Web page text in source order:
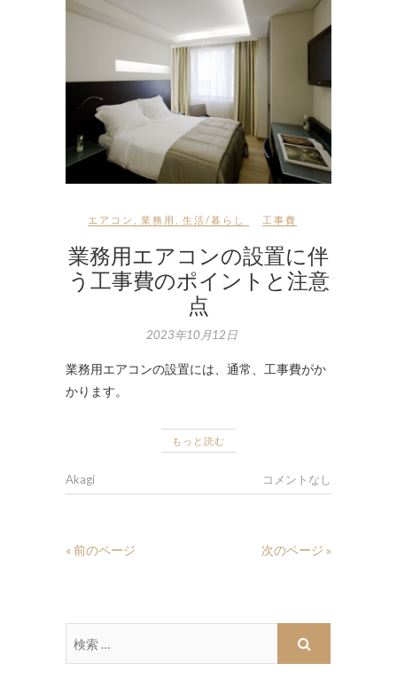
エアコン 業務用 生活/暮らし 工事費
業務用エアコンの設置に伴
う工事費のポイントと注意
点
2023年10月12日
業務用エアコンの設置には、通常、工事費がか
かります。
もっと読む
Akagi コメントなし
« 前のページ 次のページ »